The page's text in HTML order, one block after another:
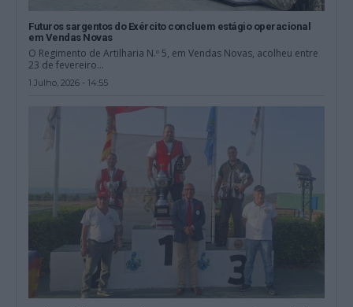
Futuros sargentos do Exército concluem estágio operacional
em Vendas Novas
O Regimento de Artilharia N.º 5, em Vendas Novas, acolheu entre
23 de fevereiro...
1 Julho, 2026 - 14:55